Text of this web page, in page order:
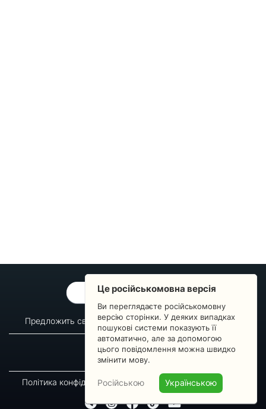
ОБРАТНАЯ СВЯЗЬ
Предложить свой вопрос Статистика изменений
О сервисе
Преподавателям
Новости
Пульс страны
Політика конфіденційності Угода підписника
Це російськомовна версія
Ви переглядаєте російськомовну
версію сторінки. У деяких випадках
пошукові системи показують її
автоматично, але за допомогою
цього повідомлення можна швидко
змінити мову.
Російською Українською